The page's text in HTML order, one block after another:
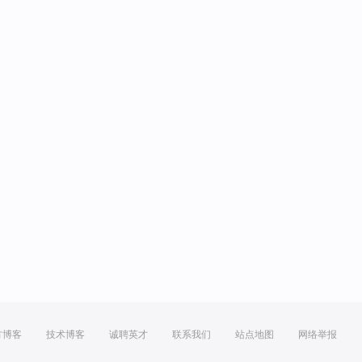
博客 技术博客 诚聘英才 联系我们 站点地图 网络举报